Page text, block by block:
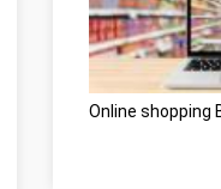
Online shopping